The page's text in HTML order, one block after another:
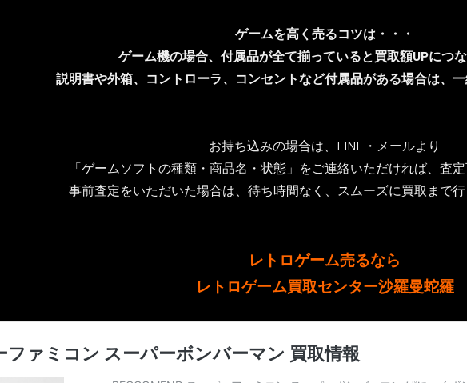
ゲームを高く売るコツは・・・
ゲーム機の場合、付属品が全て揃っていると買取額UPにつ
説明書や外箱、コントローラ、コンセントなど付属品がある場合は、
お持ち込みの場合は、LINE・メールより
「ゲームソフトの種類・商品名・状態」をご連絡いただければ、査
事前査定をいただいた場合は、待ち時間なく、スムーズに買取まで
レトロゲーム売るなら
レトロゲーム買取センター沙羅曼蛇羅